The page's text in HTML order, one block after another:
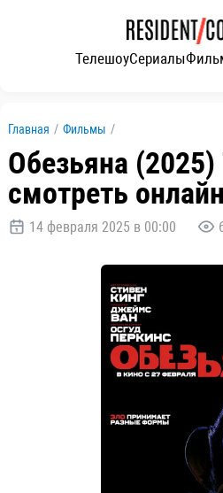
ТелешоуСериалы
Главная / Фильмы /
Обезьяна
смотреть онлайн
14 февраля 2025 в 00:00